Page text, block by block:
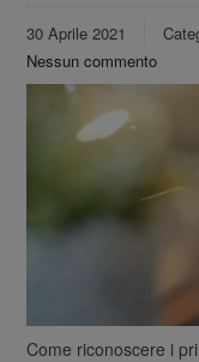
30 Aprile 2021
Nessun commento
Come riconoscere i